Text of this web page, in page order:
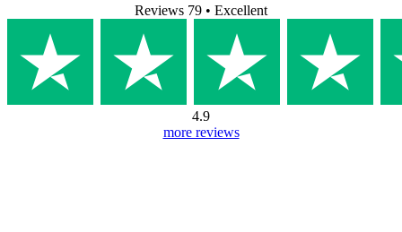
Reviews 79 • Excellent
4.9
more reviews